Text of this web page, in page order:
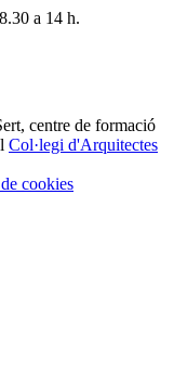
a 14 h.
centre de formació
Col·legi d'Arquitectes
cookies